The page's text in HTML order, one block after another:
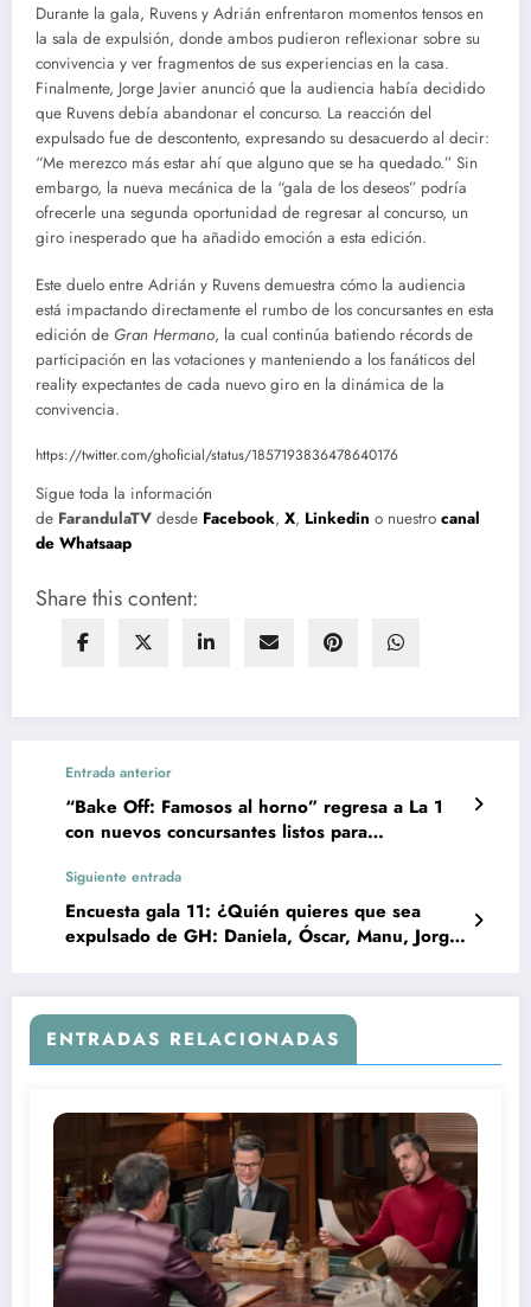
Durante la gala, Ruvens y Adrián enfrentaron momentos tensos en
la sala de expulsión, donde ambos pudieron reflexionar sobre su
convivencia y ver fragmentos de sus experiencias en la casa.
Finalmente, Jorge Javier anunció que la audiencia había decidido
que Ruvens debía abandonar el concurso. La reacción del
expulsado fue de descontento, expresando su desacuerdo al decir:
“Me merezco más estar ahí que alguno que se ha quedado.” Sin
embargo, la nueva mecánica de la “gala de los deseos” podría
ofrecerle una segunda oportunidad de regresar al concurso, un
giro inesperado que ha añadido emoción a esta edición.
Este duelo entre Adrián y Ruvens demuestra cómo la audiencia
está impactando directamente el rumbo de los concursantes en esta
edición de Gran Hermano, la cual continúa batiendo récords de
participación en las votaciones y manteniendo a los fanáticos del
reality expectantes de cada nuevo giro en la dinámica de la
convivencia.
https://twitter.com/ghoficial/status/1857193836478640176
Sigue toda la información
de FarandulaTV desde Facebook, X, Linkedin o nuestro canal
de Whatsaap
Share this content:
Entrada anterior
“Bake Off: Famosos al horno” regresa a La 1
con nuevos concursantes listos para
Siguiente entrada
Encuesta gala 11: ¿Quién quieres que sea
expulsado de GH: Daniela, Óscar, Manu, Jorge,
ENTRADAS RELACIONADAS